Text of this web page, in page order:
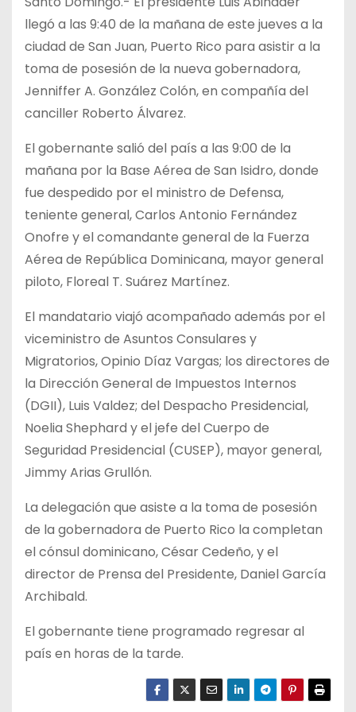
llegó a las 9:40 de la mañana de este jueves a la
ciudad de San Juan, Puerto Rico para asistir a la
toma de posesión de la nueva gobernadora,
Jenniffer A. González Colón, en compañía del
canciller Roberto Álvarez.
El gobernante salió del país a las 9:00 de la
mañana por la Base Aérea de San Isidro, donde
fue despedido por el ministro de Defensa,
teniente general, Carlos Antonio Fernández
Onofre y el comandante general de la Fuerza
Aérea de República Dominicana, mayor general
piloto, Floreal T. Suárez Martínez.
El mandatario viajó acompañado además por el
viceministro de Asuntos Consulares y
Migratorios, Opinio Díaz Vargas; los directores de
la Dirección General de Impuestos Internos
(DGII), Luis Valdez; del Despacho Presidencial,
Noelia Shephard y el jefe del Cuerpo de
Seguridad Presidencial (CUSEP), mayor general,
Jimmy Arias Grullón.
La delegación que asiste a la toma de posesión
de la gobernadora de Puerto Rico la completan
el cónsul dominicano, César Cedeño, y el
director de Prensa del Presidente, Daniel García
Archibald.
El gobernante tiene programado regresar al
país en horas de la tarde.